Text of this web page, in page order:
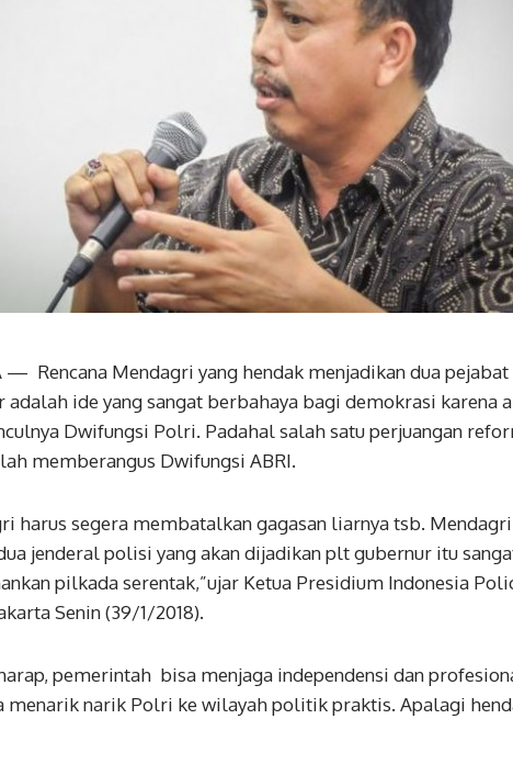
— Rencana Mendagri yang hendak menjadikan dua
adalah ide yang sangat berbahaya bagi demokrasi karena
Dwifungsi Polri. Padahal salah satu perjuangan
memberangus Dwifungsi ABRI.
harus segera membatalkan gagasan liarnya tsb.
jenderal polisi yang akan dijadikan plt gubernur itu
pilkada serentak,”ujar Ketua Presidium Indonesia
Senin (39/1/2018).
pemerintah bisa menjaga independensi dan
menarik narik Polri ke wilayah politik praktis. Apalagi